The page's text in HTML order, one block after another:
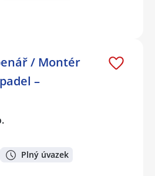
/ Montér
–
Plný úvazek